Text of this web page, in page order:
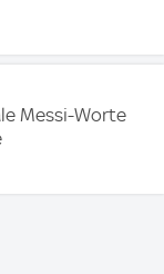
Messi-Worte